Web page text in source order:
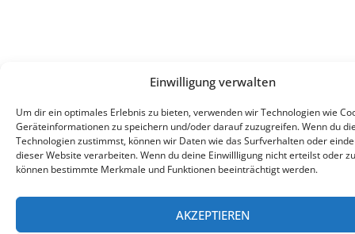
Einwilligung verwalten
Um dir ein optimales Erlebnis zu bieten, verwenden wir Technologien wie
Geräteinformationen zu speichern und/oder darauf zuzugreifen. Wenn du
Technologien zustimmst, können wir Daten wie das Surfverhalten oder
dieser Website verarbeiten. Wenn du deine Einwillligung nicht erteilst oder
können bestimmte Merkmale und Funktionen beeinträchtigt werden.
AKZEPTIEREN